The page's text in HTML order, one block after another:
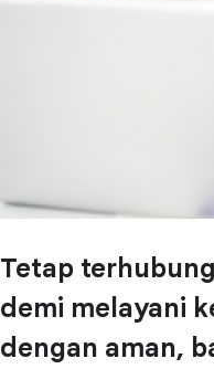
Tetap
demi melayani
dengan aman,